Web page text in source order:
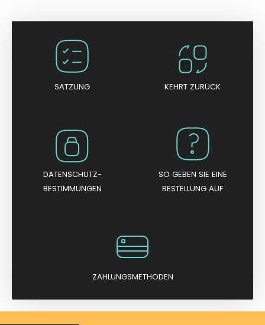
i
t
0
v
n
5
SATZUNG KEHRT ZURÜCK
DATENSCHUTZ-
BESTIMMUNGEN
SO GEBEN SIE EINE
BESTELLUNG AUF
ZAHLUNGSMETHODEN